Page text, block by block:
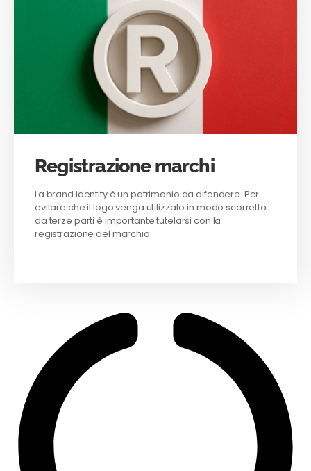
Registrazione marchi
La brand identity è un patrimonio da difendere. Per
evitare che il logo venga utilizzato in modo scorretto
da terze parti è importante tutelarsi con la
registrazione del marchio